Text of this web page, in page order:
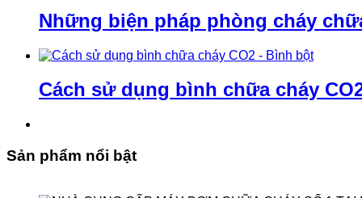
Những biện pháp phòng cháy
Cách sử dụng bình chữa cháy
Sản phẩm nổi bật